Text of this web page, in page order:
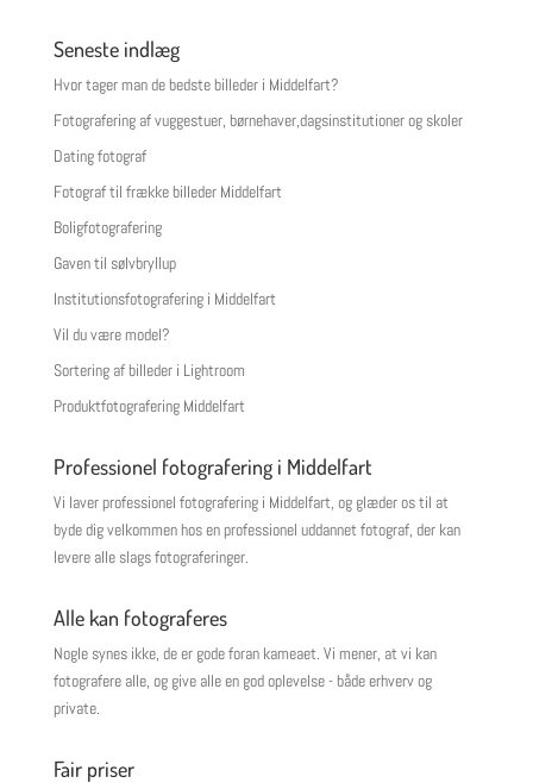
Seneste indlæg
Hvor tager man de bedste billeder i Middelfart?
Fotografering af vuggestuer, børnehaver,dagsinstitutioner og skoler
Dating fotograf
Fotograf til frække billeder Middelfart
Boligfotografering
Gaven til sølvbryllup
Institutionsfotografering i Middelfart
Vil du være model?
Sortering af billeder i Lightroom
Produktfotografering Middelfart
Professionel fotografering i Middelfart
Vi laver professionel fotografering i Middelfart, og glæder os til at
byde dig velkommen hos en professionel uddannet fotograf, der kan
levere alle slags fotograferinger.
Alle kan fotograferes
Nogle synes ikke, de er gode foran kameaet. Vi mener, at vi kan
fotografere alle, og give alle en god oplevelse - både erhverv og
private.
Fair priser